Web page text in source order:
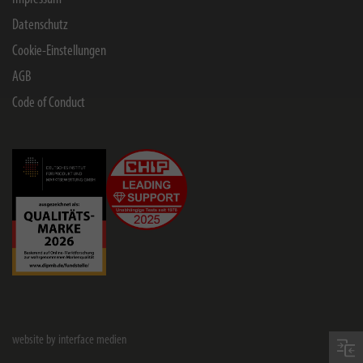
Datenschutz
Cookie-Einstellungen
AGB
Code of Conduct
website by interface medien